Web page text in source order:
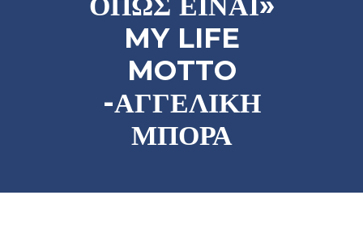
MY LIFE
MOTTO
-ΑΓΓΕΛΙΚΉ
ΜΠΌΡΑ